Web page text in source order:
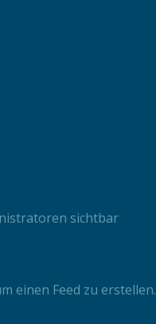
sichtbar
einen Feed zu erstellen.